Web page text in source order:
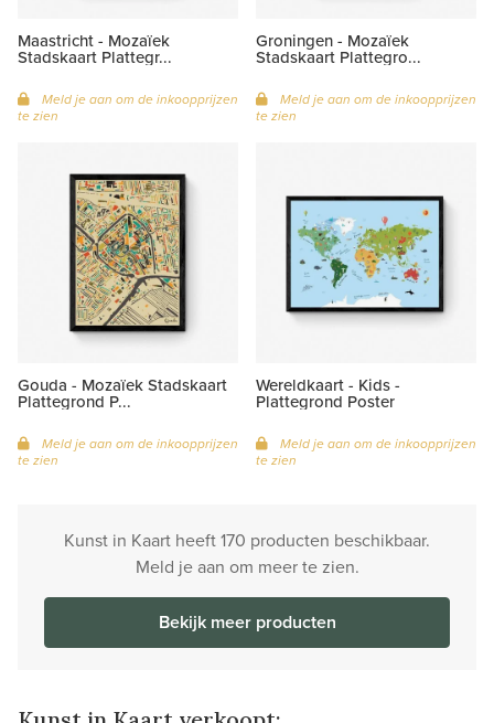
Maastricht - Mozaïek
Stadskaart Plattegr...
Meld je aan om de inkoopprijzen
te zien
Groningen - Mozaïek
Stadskaart Plattegro...
Meld je aan om de inkoopprijzen
te zien
Gouda - Mozaïek Stadskaart
Plattegrond P...
Meld je aan om de inkoopprijzen
te zien
Wereldkaart - Kids -
Plattegrond Poster
Meld je aan om de inkoopprijzen
te zien
Kunst in Kaart heeft 170 producten beschikbaar.
Meld je aan om meer te zien.
Bekijk meer producten